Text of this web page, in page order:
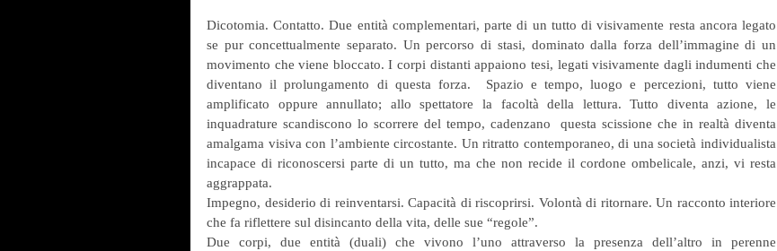
Dicotomia. Contatto. Due entità complementari, parte di un tutto di visivamente resta ancora legato
se pur concettualmente separato. Un percorso di stasi, dominato dalla forza dell’immagine di un
movimento che viene bloccato. I corpi distanti appaiono tesi, legati visivamente dagli indumenti che
diventano il prolungamento di questa forza.  Spazio e tempo, luogo e percezioni, tutto viene
amplificato oppure annullato; allo spettatore la facoltà della lettura. Tutto diventa azione, le
inquadrature scandiscono lo scorrere del tempo, cadenzano  questa scissione che in realtà diventa
amalgama visiva con l’ambiente circostante. Un ritratto contemporaneo, di una società individualista
incapace di riconoscersi parte di un tutto, ma che non recide il cordone ombelicale, anzi, vi resta
aggrappata.
Impegno, desiderio di reinventarsi. Capacità di riscoprirsi. Volontà di ritornare. Un racconto interiore
che fa riflettere sul disincanto della vita, delle sue “regole”.
Due corpi, due entità (duali) che vivono l’uno attraverso la presenza dell’altro in perenne